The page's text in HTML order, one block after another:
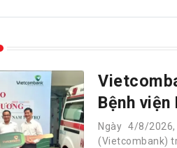
Bệnh
Ngày 4/8/
(Vietcombank)